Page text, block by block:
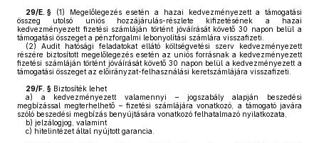
29/E. § (1) Megelőlegezés esetén a hazai kedvezményezett a támogatási
összeg utolsó uniós hozzájárulás-részlete kifizetésének a hazai
kedvezményezett fizetési számláján történt jóváírását követő 30 napon belül a
támogatási összeget a pénzforgalmi lebonyolítási számlára visszafizeti.
(2) Audit hatósági feladatokat ellátó költségvetési szerv kedvezményezett
részére biztosított megelőlegezés esetén az uniós forrásnak a kedvezményezett
fizetési számláján történt jóváírását követő 30 napon belül a kedvezményezett a
támogatási összeget az előirányzat-felhasználási keretszámlájára visszafizeti.
29/F. § Biztosíték lehet
a) a kedvezményezett valamennyi – jogszabály alapján beszedési
megbízással megterhelhető – fizetési számlájára vonatkozó, a támogató javára
szóló beszedési megbízás benyújtására vonatkozó felhatalmazó nyilatkozata,
b) jelzálogjog, valamint
c) hitelintézet által nyújtott garancia.